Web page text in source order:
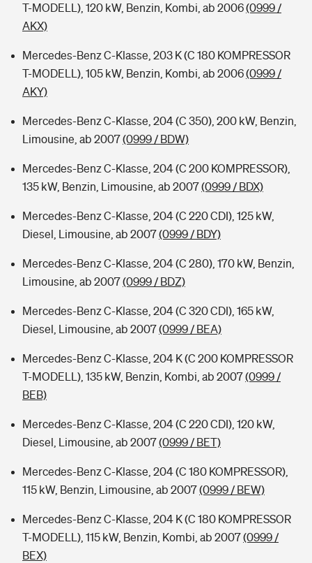
T-MODELL), 120 kW, Benzin, Kombi, ab 2006(0999 /
AKX)
Mercedes-Benz C-Klasse, 203 K (C 180 KOMPRESSOR
T-MODELL), 105 kW, Benzin, Kombi, ab 2006(0999 /
AKY)
Mercedes-Benz C-Klasse, 204 (C 350), 200 kW, Benzin,
Limousine, ab 2007(0999 / BDW)
Mercedes-Benz C-Klasse, 204 (C 200 KOMPRESSOR),
135 kW, Benzin, Limousine, ab 2007(0999 / BDX)
Mercedes-Benz C-Klasse, 204 (C 220 CDI), 125 kW,
Diesel, Limousine, ab 2007(0999 / BDY)
Mercedes-Benz C-Klasse, 204 (C 280), 170 kW, Benzin,
Limousine, ab 2007(0999 / BDZ)
Mercedes-Benz C-Klasse, 204 (C 320 CDI), 165 kW,
Diesel, Limousine, ab 2007(0999 / BEA)
Mercedes-Benz C-Klasse, 204 K (C 200 KOMPRESSOR
T-MODELL), 135 kW, Benzin, Kombi, ab 2007(0999 /
BEB)
Mercedes-Benz C-Klasse, 204 (C 220 CDI), 120 kW,
Diesel, Limousine, ab 2007(0999 / BET)
Mercedes-Benz C-Klasse, 204 (C 180 KOMPRESSOR),
115 kW, Benzin, Limousine, ab 2007(0999 / BEW)
Mercedes-Benz C-Klasse, 204 K (C 180 KOMPRESSOR
T-MODELL), 115 kW, Benzin, Kombi, ab 2007(0999 /
BEX)